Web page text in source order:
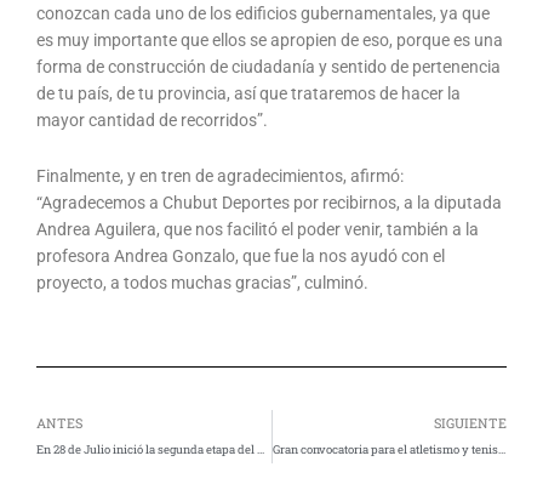
conozcan cada uno de los edificios gubernamentales, ya que
es muy importante que ellos se apropien de eso, porque es una
forma de construcción de ciudadanía y sentido de pertenencia
de tu país, de tu provincia, así que trataremos de hacer la
mayor cantidad de recorridos”.
Finalmente, y en tren de agradecimientos, afirmó:
“Agradecemos a Chubut Deportes por recibirnos, a la diputada
Andrea Aguilera, que nos facilitó el poder venir, también a la
profesora Andrea Gonzalo, que fue la nos ayudó con el
proyecto, a todos muchas gracias”, culminó.
Ant
ANTES
En 28 de Julio inició la segunda etapa del Zonal II de Juegos Comunales
SIGUIENTE
Gran convocatoria para el atletismo y tenis de mesa en José de San Martín